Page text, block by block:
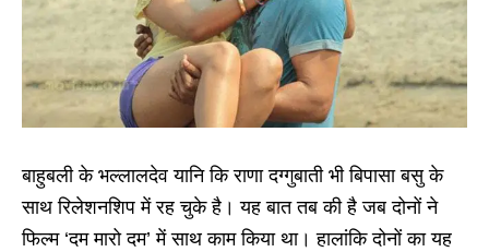
बाहुबली के भल्लालदेव यानि कि राणा दग्गुबाती भी बिपासा बसु के
साथ रिलेशनशिप में रह चुके है। यह बात तब की है जब दोनों ने
फिल्म ‘दम मारो दम’ में साथ काम किया था। हालांकि दोनों का यह